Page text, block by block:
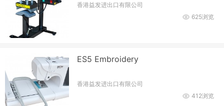
香港益发进出口有限公司
625浏览
ES5 Embroidery
香港益发进出口有限公司
412浏览